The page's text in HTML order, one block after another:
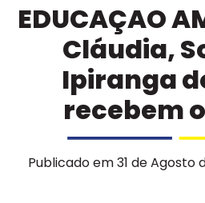
EDUCAÇAO
Cláudia,
Ipiranga
recebem
Publicado em 31 de Agosto